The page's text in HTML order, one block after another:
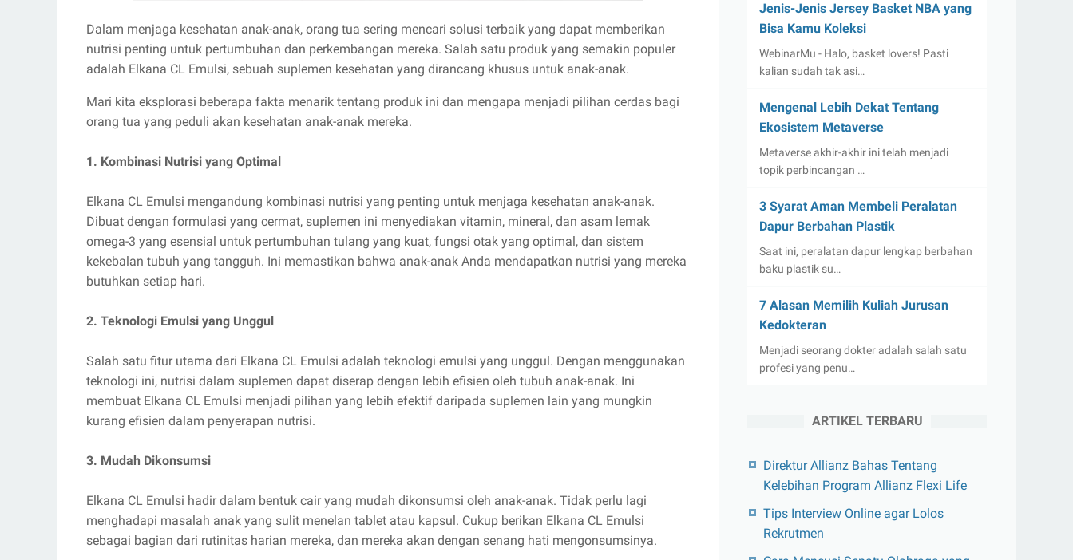
Dalam menjaga kesehatan anak-anak, orang tua sering mencari solusi terbaik yang dapat memberikan
nutrisi penting untuk pertumbuhan dan perkembangan mereka. Salah satu produk yang semakin populer
adalah Elkana CL Emulsi, sebuah suplemen kesehatan yang dirancang khusus untuk anak-anak.
Mari kita eksplorasi beberapa fakta menarik tentang produk ini dan mengapa menjadi pilihan cerdas bagi
orang tua yang peduli akan kesehatan anak-anak mereka.
1. Kombinasi Nutrisi yang Optimal
Elkana CL Emulsi mengandung kombinasi nutrisi yang penting untuk menjaga kesehatan anak-anak.
Dibuat dengan formulasi yang cermat, suplemen ini menyediakan vitamin, mineral, dan asam lemak
omega-3 yang esensial untuk pertumbuhan tulang yang kuat, fungsi otak yang optimal, dan sistem
kekebalan tubuh yang tangguh. Ini memastikan bahwa anak-anak Anda mendapatkan nutrisi yang mereka
butuhkan setiap hari.
2. Teknologi Emulsi yang Unggul
Salah satu fitur utama dari Elkana CL Emulsi adalah teknologi emulsi yang unggul. Dengan menggunakan
teknologi ini, nutrisi dalam suplemen dapat diserap dengan lebih efisien oleh tubuh anak-anak. Ini
membuat Elkana CL Emulsi menjadi pilihan yang lebih efektif daripada suplemen lain yang mungkin
kurang efisien dalam penyerapan nutrisi.
3. Mudah Dikonsumsi
Elkana CL Emulsi hadir dalam bentuk cair yang mudah dikonsumsi oleh anak-anak. Tidak perlu lagi
menghadapi masalah anak yang sulit menelan tablet atau kapsul. Cukup berikan Elkana CL Emulsi
sebagai bagian dari rutinitas harian mereka, dan mereka akan dengan senang hati mengonsumsinya.
Jenis-Jenis Jersey Basket NBA yang
Bisa Kamu Koleksi
WebinarMu - Halo, basket lovers! Pasti
kalian sudah tak asi…
Mengenal Lebih Dekat Tentang
Ekosistem Metaverse
Metaverse akhir-akhir ini telah menjadi
topik perbincangan …
3 Syarat Aman Membeli Peralatan
Dapur Berbahan Plastik
Saat ini, peralatan dapur lengkap berbahan
baku plastik su…
7 Alasan Memilih Kuliah Jurusan
Kedokteran
Menjadi seorang dokter adalah salah satu
profesi yang penu…
ARTIKEL TERBARU
Direktur Allianz Bahas Tentang
Kelebihan Program Allianz Flexi Life
Tips Interview Online agar Lolos
Rekrutmen